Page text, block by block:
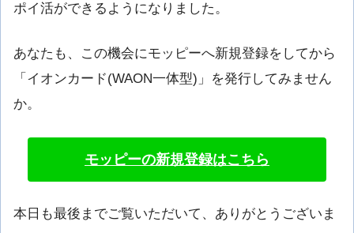
ポイ活ができるようになりました。
あなたも、この機会にモッピーへ新規登録をしてから
「イオンカード(WAON一体型)」を発行してみません
か。
モッピーの新規登録はこちら
本日も最後までご覧いただいて、ありがとうございま